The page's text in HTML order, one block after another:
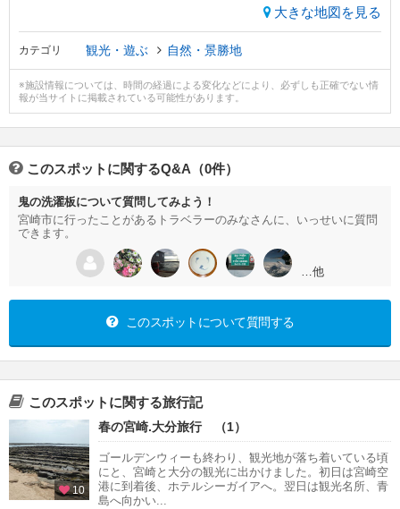
大きな地図を見る
カテゴリ 観光・遊ぶ 自然・景勝地
※施設情報については、時間の経過による変化などにより、必ずしも正確でない情
報が当サイトに掲載されている可能性があります。
このスポットに関するQ&A（0件）
鬼の洗濯板について質問してみよう！
宮崎市に行ったことがあるトラベラーのみなさんに、いっせいに質問
できます。
…他
このスポットについて質問する
このスポットに関する旅行記
10
春の宮崎.大分旅行 （1）
ゴールデンウィーも終わり、観光地が落ち着いている頃
にと、宮崎と大分の観光に出かけました。初日は宮崎空
港に到着後、ホテルシーガイアへ。翌日は観光名所、青
島へ向かい...